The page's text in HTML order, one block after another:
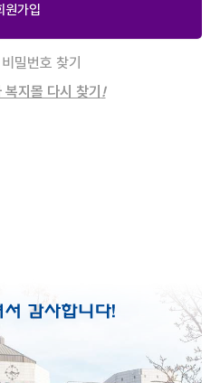
원가입
밀번호 찾기
지몰 다시 찾기 !